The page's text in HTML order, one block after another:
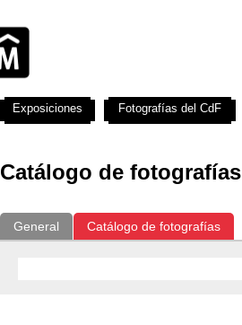
Catálogo de fotografías
General Catálogo de fotografías
Exposiciones Fotografías del CdF